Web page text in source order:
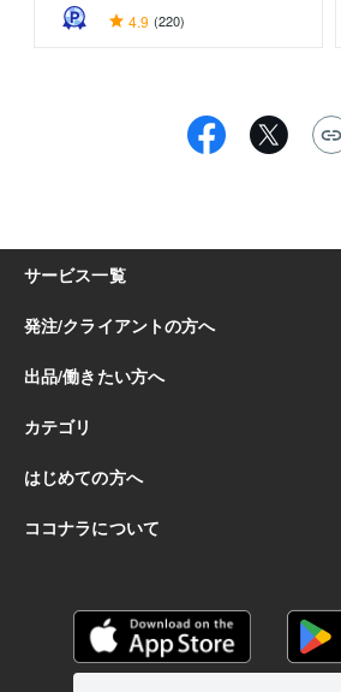
4.9 (220)